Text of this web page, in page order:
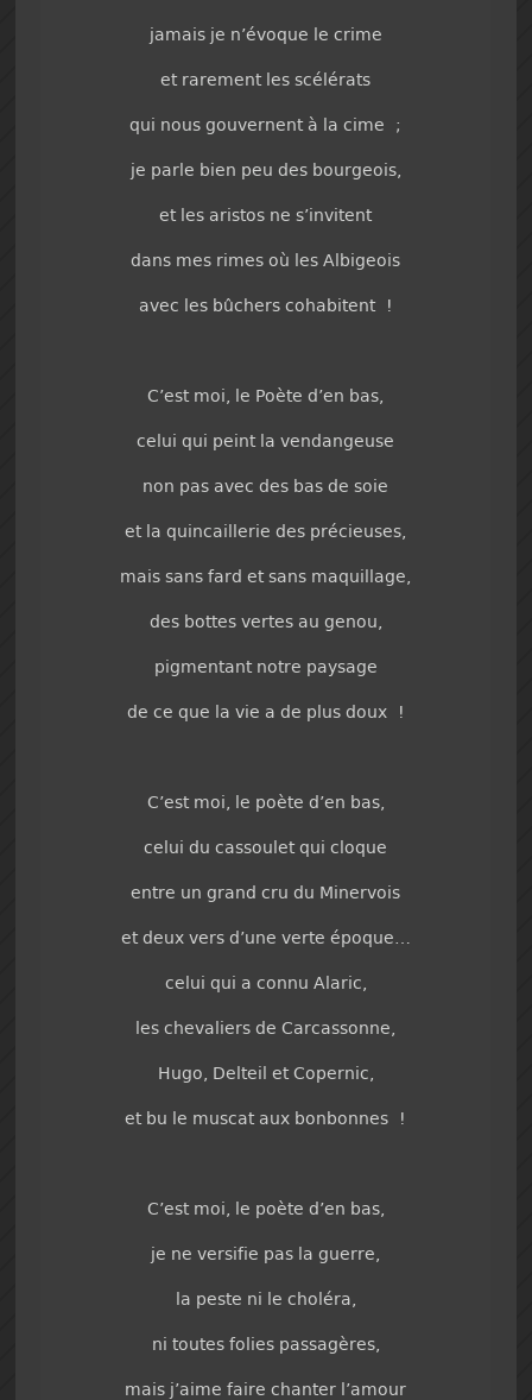
jamais je n’évoque le crime
et rarement les scélérats
qui nous gouvernent à la cime ;
je parle bien peu des bourgeois,
et les aristos ne s’invitent
dans mes rimes où les Albigeois
avec les bûchers cohabitent !
C’est moi, le Poète d’en bas,
celui qui peint la vendangeuse
non pas avec des bas de soie
et la quincaillerie des précieuses,
mais sans fard et sans maquillage,
des bottes vertes au genou,
pigmentant notre paysage
de ce que la vie a de plus doux !
C’est moi, le poète d’en bas,
celui du cassoulet qui cloque
entre un grand cru du Minervois
et deux vers d’une verte époque…
celui qui a connu Alaric,
les chevaliers de Carcassonne,
Hugo, Delteil et Copernic,
et bu le muscat aux bonbonnes !
C’est moi, le poète d’en bas,
je ne versifie pas la guerre,
la peste ni le choléra,
ni toutes folies passagères,
mais j’aime faire chanter l’amour